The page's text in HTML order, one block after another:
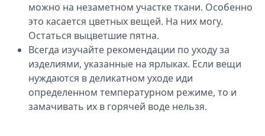
можно на незаметном участке ткани. Особенно
это касается цветных вещей. На них могу.
Остаться выцветшие пятна.
Всегда изучайте рекомендации по уходу за
изделиями, указанные на ярлыках. Если вещи
нуждаются в деликатном уходе иди
определенном температурном режиме, то и
замачивать их в горячей воде нельзя.